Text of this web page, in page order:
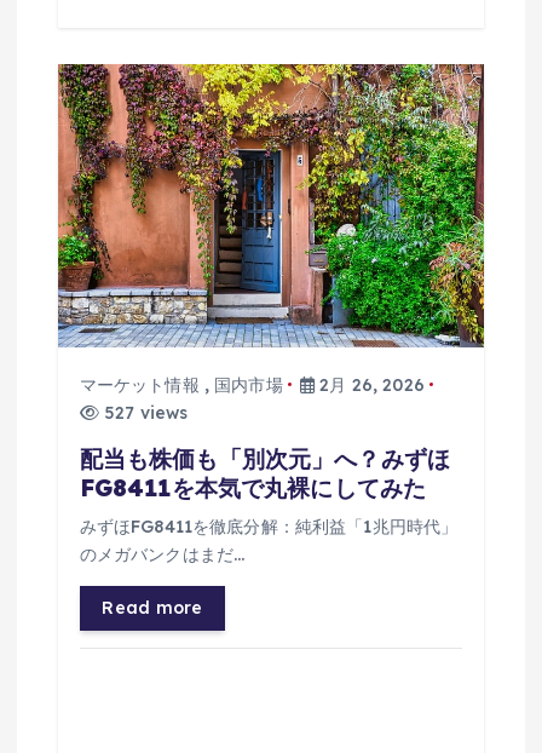
マーケット情報 , 国内市場
2月 26, 2026
527 views
配当も株価も「別次元」へ？みずほ
FG8411を本気で丸裸にしてみた
みずほFG8411を徹底分解：純利益「1兆円時代」
のメガバンクはまだ…
Read more